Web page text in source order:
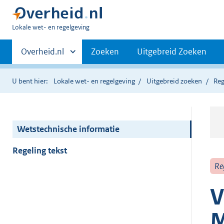
U
hier:
Lokale wet- en regelgeving
Primaire
navigatie
Andere
sites
binnen
Overheid.nl Zoeken Uitgebreid Zoeken
U bent hier: Lokale wet- en regelgeving Uitgebreid zoeken
Wetstechnische informatie
Regeling tekst